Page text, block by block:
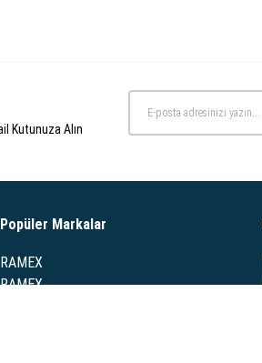
Kutunuza Alın
Popüler Markalar
RAMEX
RAMEX.